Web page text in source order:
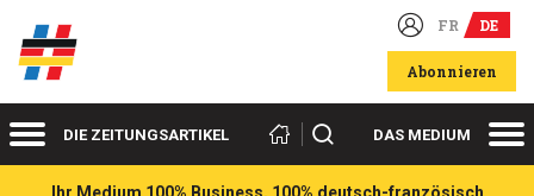
Deutsch-französische Wirtschaftsakteure FR DE
Abonnieren
MenüDIE ZEITUNGSARTIKEL Suchen DAS MEDIUM